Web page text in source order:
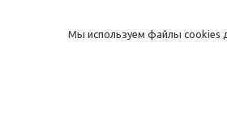
Мы используем файлы cookies